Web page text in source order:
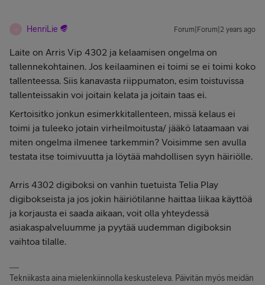
HenriLie Forum|Forum|2 years ago
Laite on Arris Vip 4302 ja kelaamisen ongelma on
tallennekohtainen. Jos keilaaminen ei toimi se ei toimi koko
tallenteessa. Siis kanavasta riippumaton, esim toistuvissa
tallenteissakin voi joitain kelata ja joitain taas ei.
Kertoisitko jonkun esimerkkitallenteen, missä kelaus ei
toimi ja tuleeko jotain virheilmoitusta/ jääkö lataamaan vai
miten ongelma ilmenee tarkemmin? Voisimme sen avulla
testata itse toimivuutta ja löytää mahdollisen syyn häiriölle.
Arris 4302 digiboksi on vanhin tuetuista Telia Play
digibokseista ja jos jokin häiriötilanne haittaa liikaa käyttöä
ja korjausta ei saada aikaan, voit olla yhteydessä
asiakaspalveluumme ja pyytää uudemman digiboksin
vaihtoa tilalle.
Tekniikasta aina mielenkiinnolla keskusteleva. Päivitän myös meidän